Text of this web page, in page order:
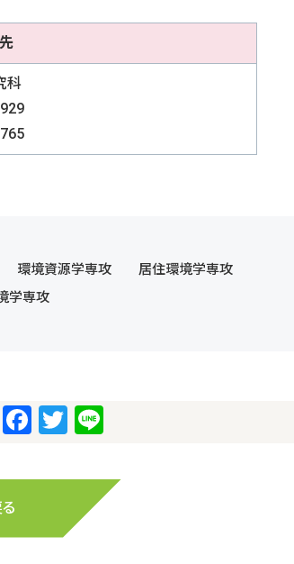
科
環境資源学専攻
居住環境学専攻
学専攻
F
c
b
T
tt
er
e